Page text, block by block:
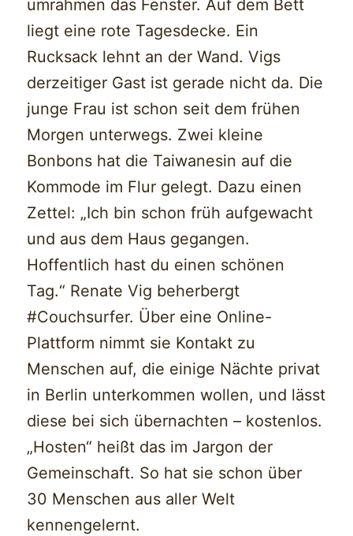
umrahmen das Fenster. Auf dem Bett
liegt eine rote Tagesdecke. Ein
Rucksack lehnt an der Wand. Vigs
derzeitiger Gast ist gerade nicht da. Die
junge Frau ist schon seit dem frühen
Morgen unterwegs. Zwei kleine
Bonbons hat die Taiwanesin auf die
Kommode im Flur gelegt. Dazu einen
Zettel: „Ich bin schon früh aufgewacht
und aus dem Haus gegangen.
Hoffentlich hast du einen schönen
Tag.“ Renate Vig beherbergt
#Couchsurfer. Über eine Online-
Plattform nimmt sie Kontakt zu
Menschen auf, die einige Nächte privat
in Berlin unterkommen wollen, und lässt
diese bei sich übernachten – kostenlos.
„Hosten“ heißt das im Jargon der
Gemeinschaft. So hat sie schon über
30 Menschen aus aller Welt
kennengelernt.